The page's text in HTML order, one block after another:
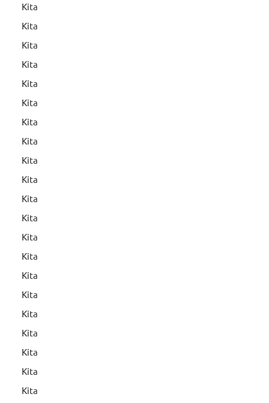
Kita
Kita
Kita
Kita
Kita
Kita
Kita
Kita
Kita
Kita
Kita
Kita
Kita
Kita
Kita
Kita
Kita
Kita
Kita
Kita
Kita